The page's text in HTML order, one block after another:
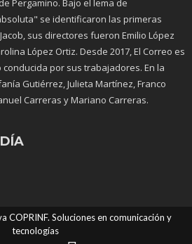
Pergamino. Bajo el lema de
se identificaron las primeras
sus directores fueron Emilio López
López Ortiz. Desde 2017, El Correo es
por sus trabajadores. En la
Gutiérrez, Julieta Martínez, Franco
Carreras y Mariano Carreras.
COPRINF. Soluciones en comunicación y
tecnologías